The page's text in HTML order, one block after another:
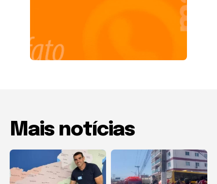
Mais notícias